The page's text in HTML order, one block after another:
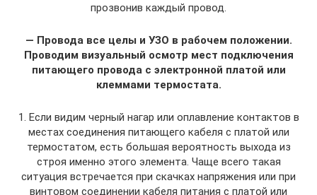
прозвонив каждый провод.
— Провода все целы и УЗО в рабочем положении.
Проводим визуальный осмотр мест подключения
питающего провода с электронной платой или
клеммами термостата.
1. Если видим черный нагар или оплавление контактов в
местах соединения питающего кабеля с платой или
термостатом, есть большая вероятность выхода из
строя именно этого элемента. Чаще всего такая
ситуация встречается при скачках напряжения или при
винтовом соединении кабеля питания с платой или